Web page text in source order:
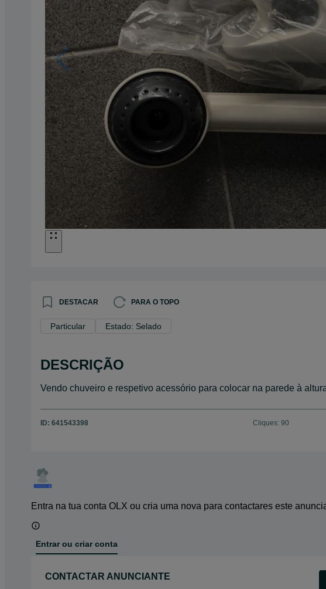
DESTACAR PARA O TOPO
Particular Estado: Selado
DESCRIÇÃO
Vendo chuveiro e respetivo acessório para colocar na parede à
ID: 641543398 Cliques: 90
Entra na tua conta OLX ou cria uma nova para contactares este
Entrar ou criar conta
CONTACTAR ANUNCIANTE